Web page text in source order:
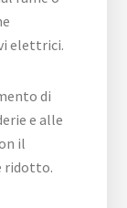
elettrici.
di
e alle
il
ridotto.